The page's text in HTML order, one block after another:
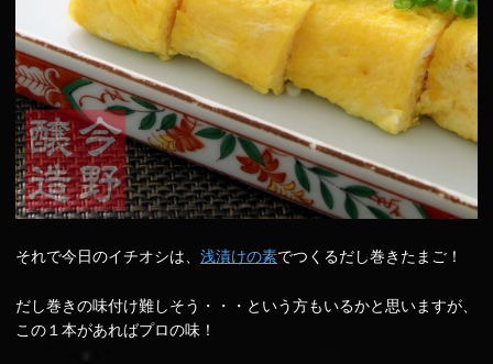
それで今日のイチオシは、 浅漬けの素でつくるだし巻きたまご！
だし巻きの味付け難しそう・・・という方もいるかと思いますが、
この１本があればプロの味！